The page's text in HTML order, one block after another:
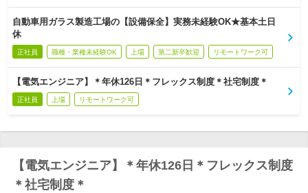
自動車用ガラス製造工場の【設備保全】実務未経験OK★基本土日
休
正社員 職種・業種未経験OK 上場 第二新卒歓迎 リモートワーク可
【電気エンジニア】＊年休126日＊フレックス制度＊社宅制度＊
正社員 上場 リモートワーク可
【電気エンジニア】＊年休126日＊フレックス制度
＊社宅制度＊